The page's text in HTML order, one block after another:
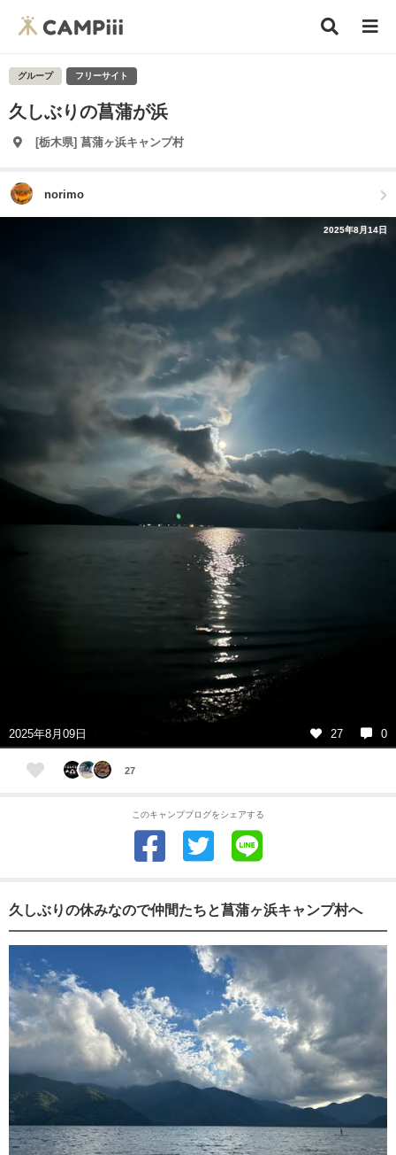
グループ フリーサイト
久しぶりの菖蒲が浜
[栃木県] 菖蒲ヶ浜キャンプ村
norimo
2025年8月14日
2025年8月09日 27 0
27
このキャンプブログをシェアする
久しぶりの休みなので仲間たちと菖蒲ヶ浜キャンプ村へ